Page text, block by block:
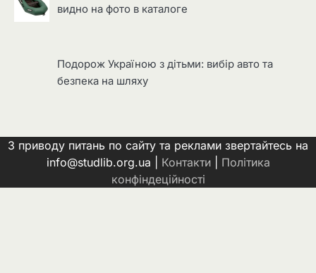
видно на фото в каталоге
Подорож Україною з дітьми: вибір авто та
безпека на шляху
З приводу питань по сайту та реклами звертайтесь на
info@studlib.org.ua | Контакти| Політика
конфіндеційності